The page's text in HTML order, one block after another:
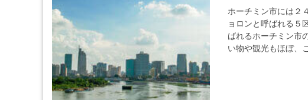
ホーチミン市には２
ョロンと呼ばれる５
ばれるホーチミン市
い物や観光もほぼ、